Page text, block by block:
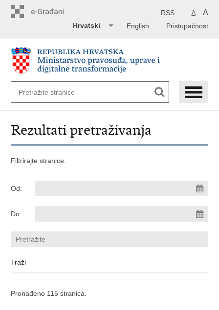
A A
RSS
Pristupačnost
English
Hrvatski
Rezultati pretraživanja
Filtrirajte stranice:
Od:
Do:
Pronađeno 115 stranica.